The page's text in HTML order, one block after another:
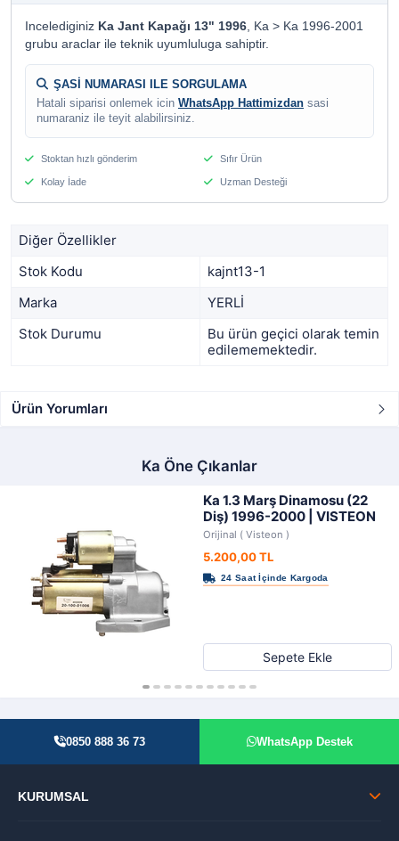
Incelediginiz Ka Jant Kapağı 13" 1996, Ka > Ka 1996-2001
grubu araclar ile teknik uyumluluga sahiptir.
ŞASİ NUMARASI ILE SORGULAMA
Hatali siparisi onlemek icin WhatsApp Hattimizdan sasi
numaraniz ile teyit alabilirsiniz.
Stoktan hızlı gönderim Sıfır Ürün
Kolay İade Uzman Desteği
Diğer Özellikler
Stok Kodu
kajnt13-1
Marka
YERLİ
Stok Durumu
Bu ürün geçici olarak temin
edilememektedir.
Ürün Yorumları
Ka Öne Çıkanlar
Ka 1.3 Marş Dinamosu (22
Diş) 1996-2000 | VISTEON
Orijinal ( Visteon )
5.200,00 TL
Sepete Ekle
0850 888 36 73 WhatsApp Destek
KURUMSAL